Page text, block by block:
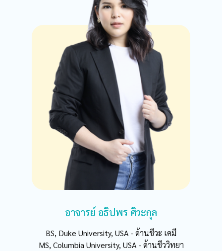
อาจารย์ อธิปพร ศิวะกุล
BS, Duke University, USA - ด้านชีวะ เคมี
MS, Columbia University, USA - ด้านชีววิทยา